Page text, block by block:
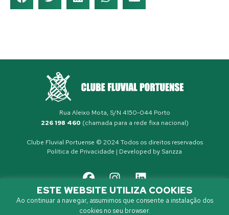
Rua Aleixo Mota, S/N 4150-044 Porto
226 198 460 (chamada para a rede fixa nacional)
Clube Fluvial Portuense © 2024 Todos os direitos reservados
Política de Privacidade | Developed by Sanzza
ESTE WEBSITE UTILIZA COOKIES
Ao continuar a navegar, assumimos que consente a instalação dos
cookies no seu browser.